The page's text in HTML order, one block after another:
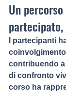
Un
I partecipanti
contribuendo
di confronto
corso ha